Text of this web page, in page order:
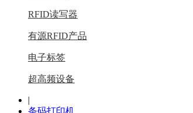
RFID读写器
有源RFID产品
电子标签
超高频设备
|
条码打印机